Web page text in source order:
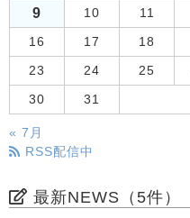
9 10 11
16 17 18
23 24 25
30 31
« 7月
RSS配信中
最新NEWS（5件）